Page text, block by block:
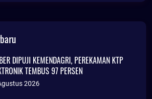
DIPUJI KEMENDAGRI, PEREKAMAN KTP
ELEKTRONIK TEMBUS 97 PERSEN
2026